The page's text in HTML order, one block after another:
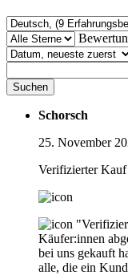
Suchen
Schorsch
25. November
Verifizierter Kauf
Käufer:innen
bei uns gekauft
alle, die ein